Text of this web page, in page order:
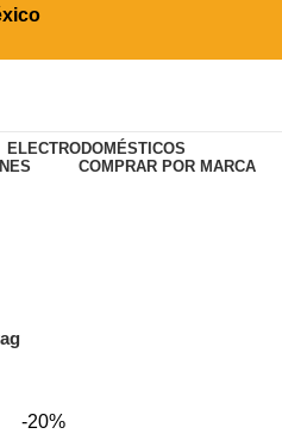
ELECTRODOMÉSTICOS
COMPRAR POR MARCA
-20%